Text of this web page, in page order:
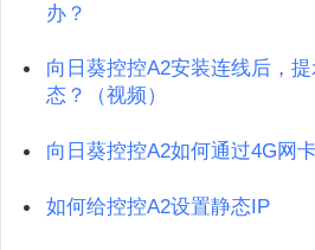
办？
向日葵控控A2安装连线后，
态？（视频）
向日葵控控A2如何通过4G网
如何给控控A2设置静态IP